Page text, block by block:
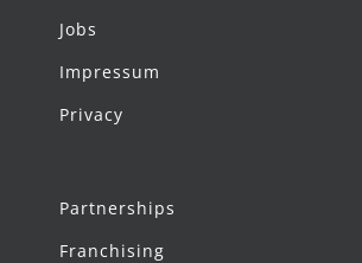
Jobs
Impressum
Privacy
Partnerships
Franchising